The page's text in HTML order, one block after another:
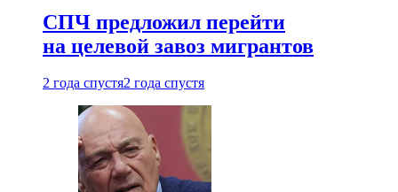
СПЧ предложил перейти
на целевой завоз мигрантов
2 года спустя2 года спустя